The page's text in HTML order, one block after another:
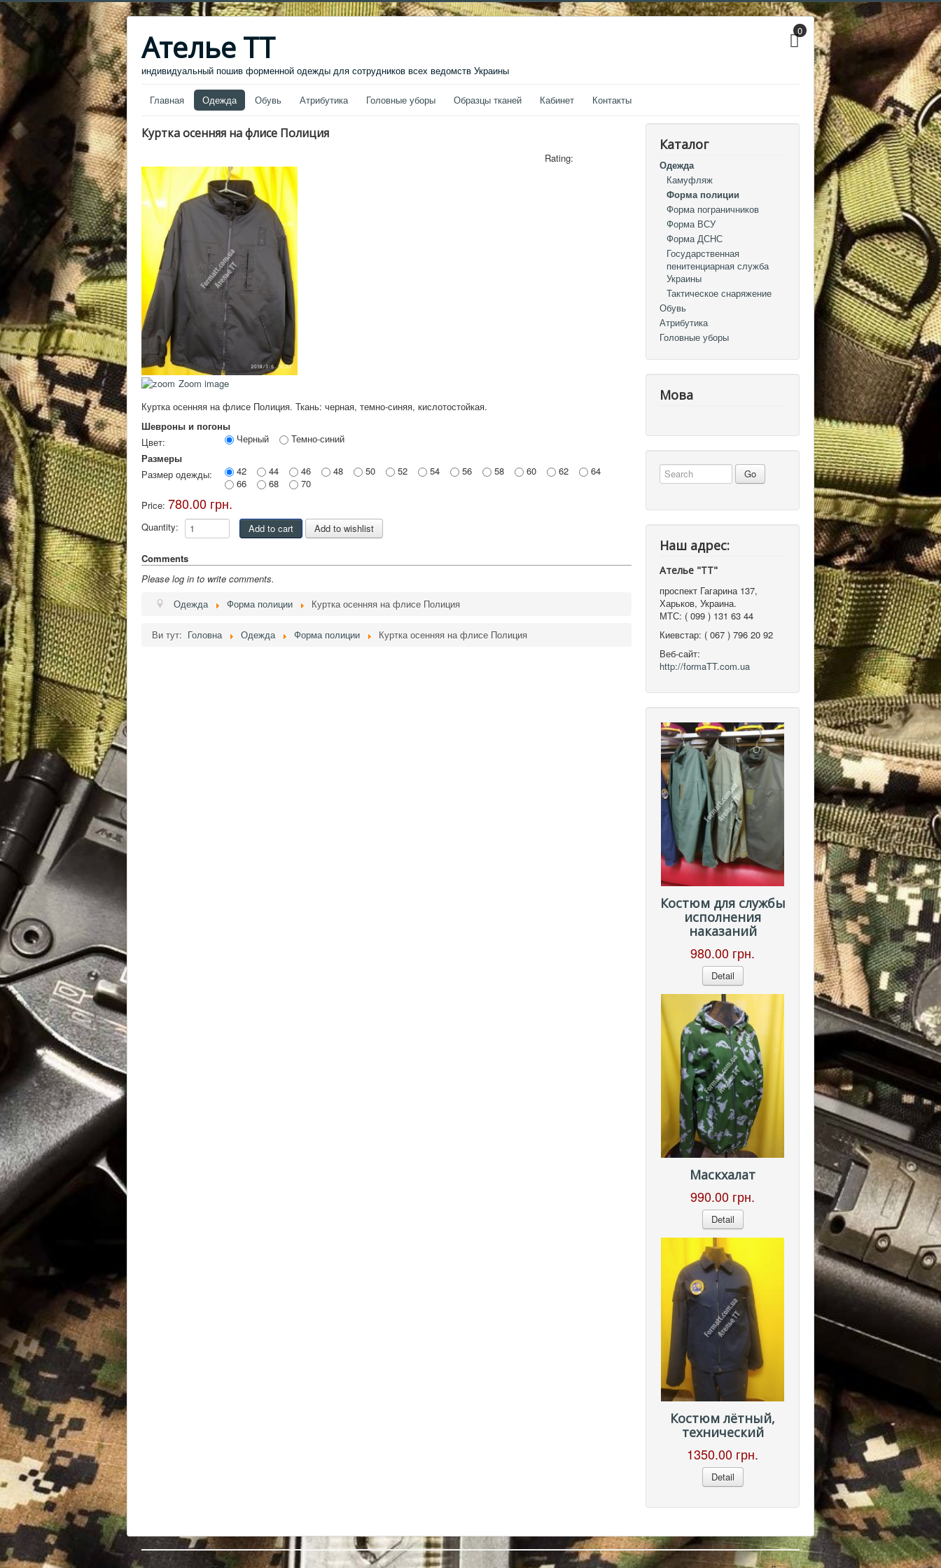
Ателье ТТ
индивидуальный пошив форменной одежды для сотрудников всех ведомств Украины
0
Главная Одежда Обувь Атрибутика Головные уборы Образцы тканей Кабинет Контакты
Куртка осенняя на флисе Полиция
Rating:
Zoom image
Куртка осенняя на флисе Полиция. Ткань: черная, темно-синяя, кислотостойкая.
Шевроны и погоны
Цвет:
Черный
Темно-синий
Размеры
Размер одежды:
42 44 46 48 50 52 54 56 58 60 62
64
66
68
70
Price: 780.00 грн.
Quantity:
Comments
Please log in to write comments.
Одежда
Форма полиции Куртка осенняя на флисе Полиция
Ви тут: Головна Одежда Форма полиции Куртка осенняя на флисе Полиция
Каталог
Одежда
Камуфляж
Форма полиции
Форма пограничников
Форма ВСУ
Форма ДСНС
Государственная
пенитенциарная служба
Украины
Тактическое снаряжение
Обувь
Атрибутика
Головные уборы
Мова
Наш адрес:
Ателье "ТТ"
проспект Гагарина 137,
Харьков, Украина.
МТС: ( 099 ) 131 63 44
Киевстар: ( 067 ) 796 20 92
Веб-сайт:
http://formaTT.com.ua
Костюм для службы
исполнения
наказаний
980.00 грн.
Detail
Маскхалат
990.00 грн.
Detail
Костюм лётный,
технический
1350.00 грн.
Detail